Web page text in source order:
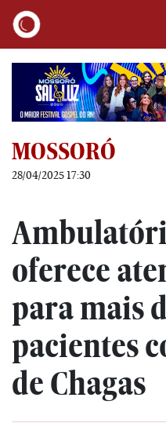
MOSSORÓ
28/04/2025 17:30
oferece
para mais
pacientes
de Chagas